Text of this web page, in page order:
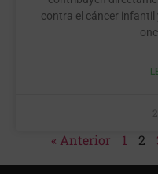
contra el cáncer infantil
« Anterior 1 2